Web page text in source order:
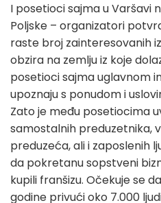
I posetioci sajma u Varšavi
Poljske – organizatori
raste broj zainteresovanih
obzira na zemlju iz koje
posetioci sajma uglavnom
upoznaju s ponudom i
Zato je među posetiocima
samostalnih preduzetnika,
preduzeća, ali i zaposlenih
da pokretanu sopstveni
kupili franšizu. Očekuje se
godine privući oko 7.000